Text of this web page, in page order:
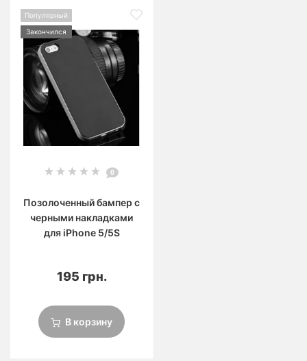
Популярный
Закончился
0
Позолоченный бампер с
черными накладками
для iPhone 5/5S
195 грн.
В корзину